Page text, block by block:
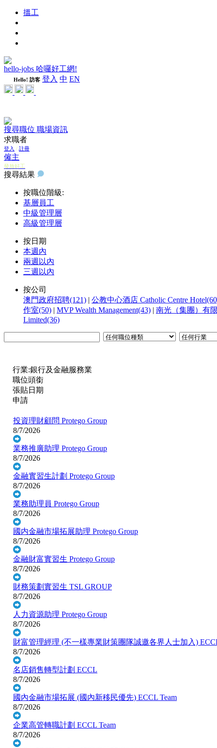
搵工
hello-jobs 哈囉好工網!
Hello! 訪客 登入 中 EN
搜尋職位 職場資訊
求職者
登入 / 註冊
僱主
發放好工
搜尋結果
按職位階級:
基層員工
中級管理層
高級管理層
按日期
本週內
兩週以內
三週以內
按公司
澳門政府招聘(121) | 公教中心酒店 Catholic Centre
作室(50) | MVP Wealth Management(43) | 南光（集團）有
Limited(36)
行業:銀行及金融服務業
職位頭銜
張貼日期
申請
投資理財顧問 Protego Group
8/7/2026
業務推廣助理 Protego Group
8/7/2026
金融實習生計劃 Protego Group
8/7/2026
業務助理員 Protego Group
8/7/2026
國内金融市場拓展助理 Protego Group
8/7/2026
金融財富實習生 Protego Group
8/7/2026
財務策劃實習生 TSL GROUP
8/7/2026
人力資源助理 Protego Group
8/7/2026
財富管理經理 (不一樣專業財策團隊誠邀各界人士加入)
8/7/2026
名店銷售轉型計劃 ECCL
8/7/2026
國內金融市場拓展 (國內新移民優先) ECCL Team
8/7/2026
企業高管轉職計劃 ECCL Team
8/7/2026